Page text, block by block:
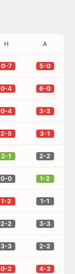
H A
0-7 5-0
0-4 6-0
0-4 3-2
2-5 3-1
2-1 2-2
0-0 1-2
1-2 1-1
2-2 3-3
3-3 2-2
0-2 4-3